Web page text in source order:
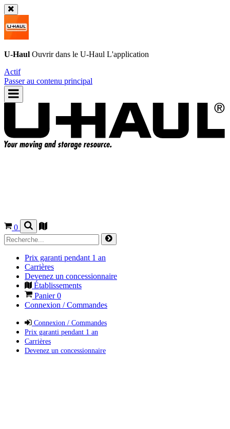
U-Haul Ouvrir dans le U-Haul L'application
Actif
Passer au contenu principal
0
Prix garanti pendant 1 an
Carrières
Devenez un concessionnaire
Établissements
Panier0
Connexion / Commandes
Connexion / Commandes
Prix garanti pendant 1 an
Carrières
Devenez un concessionnaire